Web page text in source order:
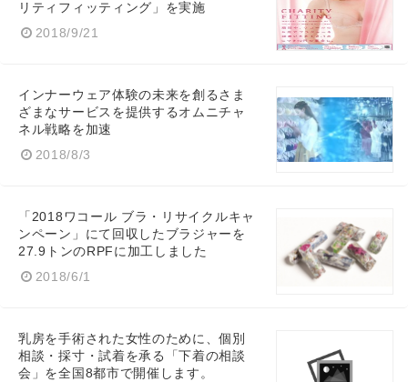
リティフィッティング」を実施
2018/9/21
インナーウェア体験の未来を創るさま
ざまなサービスを提供するオムニチャ
ネル戦略を加速
2018/8/3
「2018ワコール ブラ・リサイクルキャ
ンペーン」にて回収したブラジャーを
27.9トンのRPFに加工しました
2018/6/1
乳房を手術された女性のために、個別
相談・採寸・試着を承る「下着の相談
会」を全国8都市で開催します。
Japanese